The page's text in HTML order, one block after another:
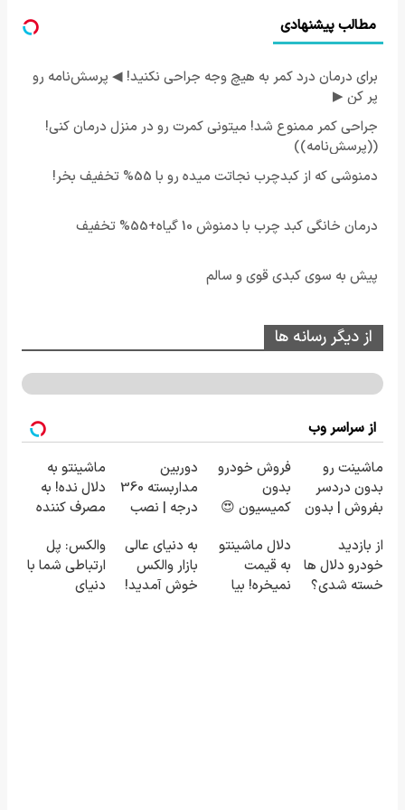
مطالب پیشنهادی
برای درمان درد کمر به هیچ وجه جراحی نکنید! ◀ پرسش‌نامه رو
پر کن ▶
جراحی کمر ممنوع شد! میتونی کمرت رو در منزل درمان کنی!
((پرسش‌نامه))
دمنوشی که از کبدچرب نجاتت میده رو با 55% تخفیف بخر!
درمان خانگی کبد چرب با دمنوش 10 گیاه+55% تخفیف
پیش به سوی کبدی قوی و سالم
از دیگر رسانه ها
از سراسر وب
ماشینت رو
بدون دردسر
بفروش | بدون
فروش خودرو
بدون
کمیسیون 😍
دوربین
مداربسته 360
درجه | نصب
ماشینتو به
دلال نده! به
مصرف کننده
پاسخ به یک
تماس
از بازدید
خودرو دلال ها
خسته شدی؟
دلال ماشینتو
به قیمت
نمیخره! بیا
به دنیای عالی
بازار والکس
خوش آمدید!
والکس: پل
ارتباطی شما با
دنیای